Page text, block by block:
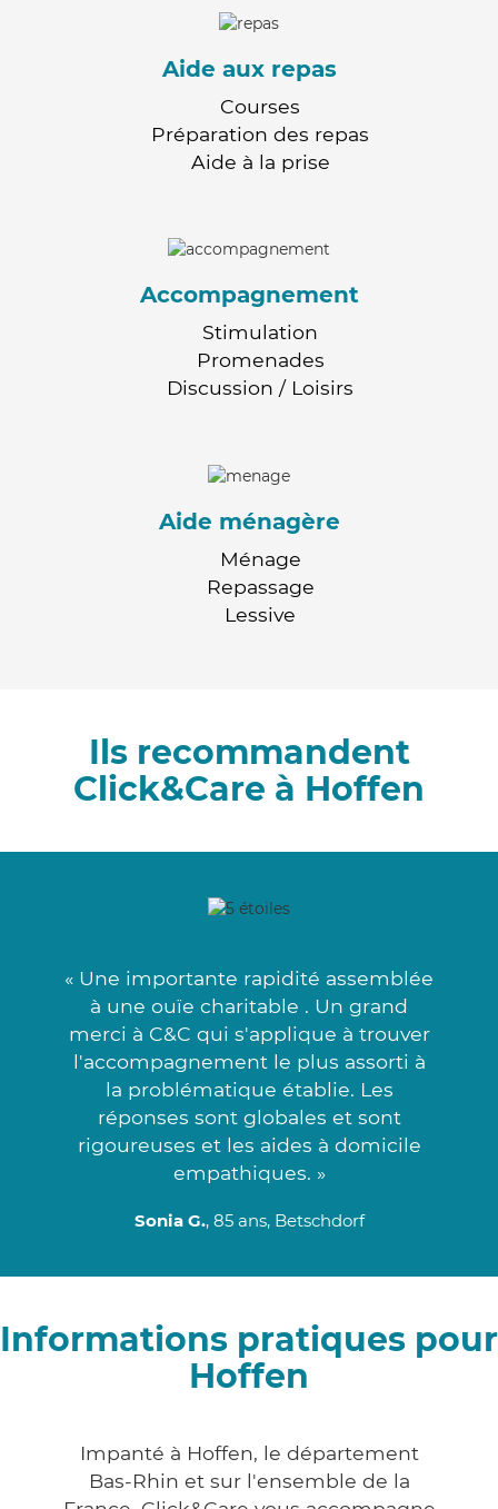
Aide aux repas
Courses
Préparation des repas
Aide à la prise
Accompagnement
Stimulation
Promenades
Discussion / Loisirs
Aide ménagère
Ménage
Repassage
Lessive
Ils recommandent
Click&Care à Hoffen
« Une importante rapidité assemblée
à une ouïe charitable . Un grand
merci à C&C qui s'applique à trouver
l'accompagnement le plus assorti à
la problématique établie. Les
réponses sont globales et sont
rigoureuses et les aides à domicile
empathiques. »
Sonia G., 85 ans, Betschdorf
Informations pratiques pour
Hoffen
Impanté à Hoffen, le département
Bas-Rhin et sur l'ensemble de la